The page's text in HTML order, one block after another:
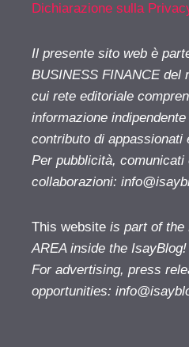
Dichiarazione sulla
Il presente sito web è
BUSINESS FINANCE del
cui rete editoriale
informazione
contributo di appassionati
Per pubblicità, comunicati
collaborazioni:
This website is part of the
AREA inside the
For advertising, press
opportunities: